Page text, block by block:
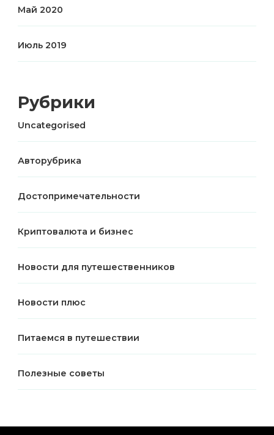
Май 2020
Июль 2019
Рубрики
Uncategorised
Авторубрика
Достопримечательности
Криптовалюта и бизнес
Новости для путешественников
Новости плюс
Питаемся в путешествии
Полезные советы